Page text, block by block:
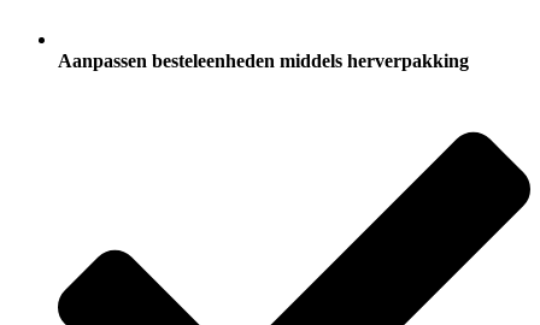
Aanpassen besteleenheden middels herverpakking